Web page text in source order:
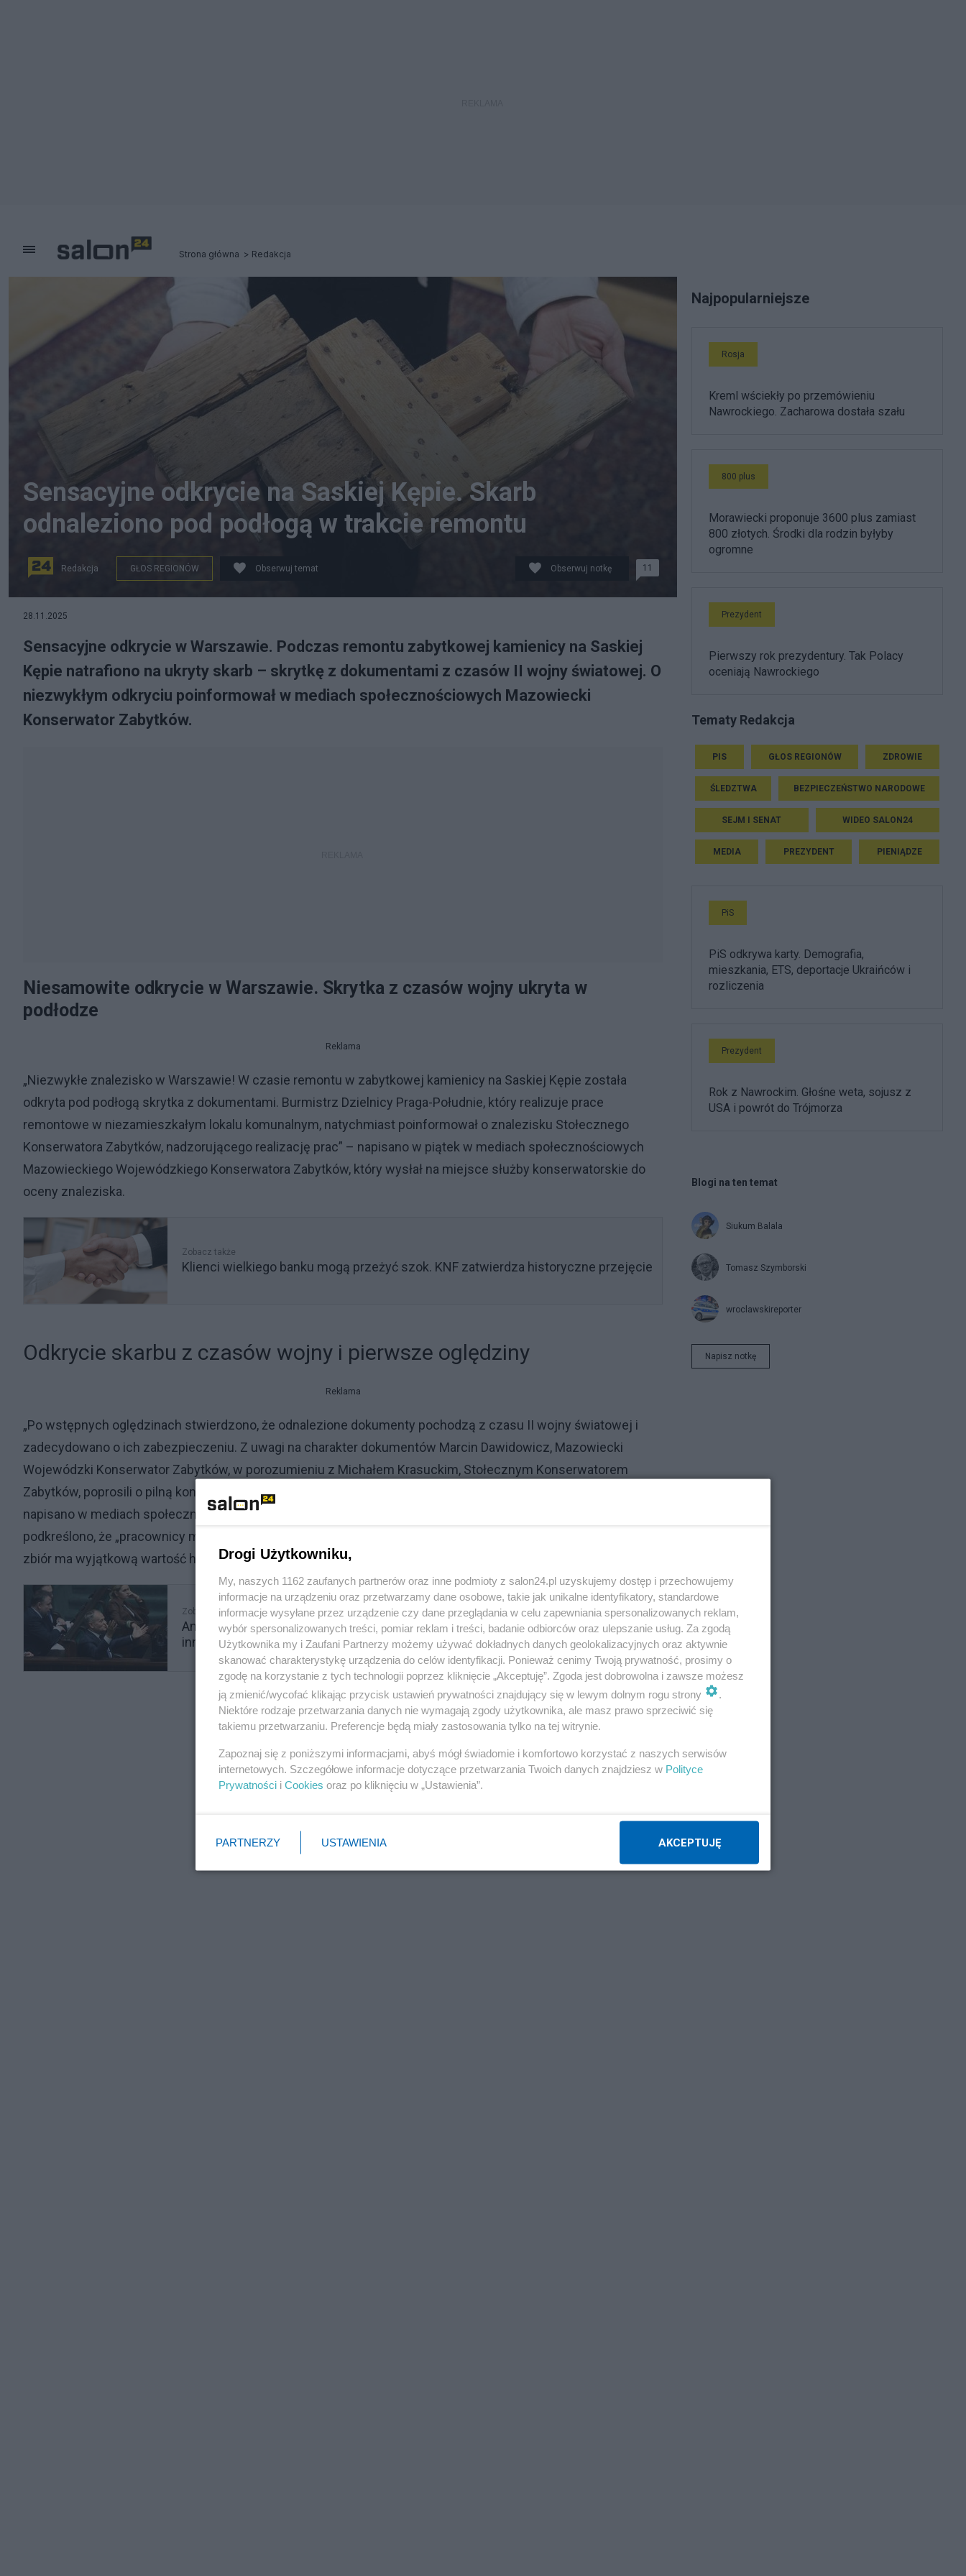
Strona główna Redakcja
Sensacyjne odkrycie na Saskiej Kępie. Skarb
odnaleziono pod podłogą w trakcie remontu
Redakcja GŁOS REGIONÓW Obserwuj temat Obserwuj notkę 11
28.11.2025
Sensacyjne odkrycie w Warszawie. Podczas remontu zabytkowej kamienicy na Saskiej
Kępie natrafiono na ukryty skarb – skrytkę z dokumentami z czasów II wojny światowej. O
niezwykłym odkryciu poinformował w mediach społecznościowych Mazowiecki
Konserwator Zabytków.
Niesamowite odkrycie w Warszawie. Skrytka z czasów wojny ukryta w
podłodze
Reklama
„Niezwykłe znalezisko w Warszawie! W czasie remontu w zabytkowej kamienicy na Saskiej Kępie została
odkryta pod podłogą skrytka z dokumentami. Burmistrz Dzielnicy Praga-Południe, który realizuje prace
remontowe w niezamieszkałym lokalu komunalnym, natychmiast poinformował o znalezisku Stołecznego
Konserwatora Zabytków, nadzorującego realizację prac” – napisano w piątek w mediach społecznościowych
Mazowieckiego Wojewódzkiego Konserwatora Zabytków, który wysłał na miejsce służby konserwatorskie do
oceny znaleziska.
Zobacz także
Klienci wielkiego banku mogą przeżyć szok. KNF zatwierdza historyczne przejęcie
Odkrycie skarbu z czasów wojny i pierwsze oględziny
Reklama
„Po wstępnych oględzinach stwierdzono, że odnalezione dokumenty pochodzą z czasu II wojny światowej i
zadecydowano o ich zabezpieczeniu. Z uwagi na charakter dokumentów Marcin Dawidowicz, Mazowiecki
Wojewódzki Konserwator Zabytków, w porozumieniu z Michałem Krasuckim, Stołecznym Konserwatorem
Zabytków, poprosili o pilną konsultację Dyrektora Muzeum Powstania Warszawskiego, Jana Ołdakowskiego” –
napisano w mediach społecznościowych Mazowieckiego Wojewódzkiego Konserwatora Zabytków. We wpisie
podkreślono, że „pracownicy muzeum już po wstępnym zapoznaniu się z zawartością znaleziska stwierdzili, że
zbiór ma wyjątkową wartość historyczną”.
Zobacz także
Ani pilne, ani straszne? W tajnym posiedzeniu Sejmu chodziło o coś zupełnie
innego
Najpopularniejsze
Rosja
Kreml wściekły po przemówieniu
Nawrockiego. Zacharowa dostała szału
800 plus
Morawiecki proponuje 3600 plus zamiast
800 złotych. Środki dla rodzin byłyby
ogromne
Prezydent
Pierwszy rok prezydentury. Tak Polacy
oceniają Nawrockiego
Tematy Redakcja
PIS GŁOS REGIONÓW ZDROWIE
ŚLEDZTWA BEZPIECZEŃSTWO NARODOWE
SEJM I SENAT WIDEO SALON24
MEDIA PREZYDENT PIENIĄDZE
PiS
PiS odkrywa karty. Demografia,
mieszkania, ETS, deportacje Ukraińców i
rozliczenia
Prezydent
Rok z Nawrockim. Głośne weta, sojusz z
USA i powrót do Trójmorza
Blogi na ten temat
Siukum Balala
Tomasz Szymborski
wroclawskireporter
Napisz notkę
Drogi Użytkowniku,
My, naszych 1162 zaufanych partnerów oraz inne podmioty z salon24.pl uzyskujemy dostęp i przechowujemy
informacje na urządzeniu oraz przetwarzamy dane osobowe, takie jak unikalne identyfikatory, standardowe
informacje wysyłane przez urządzenie czy dane przeglądania w celu zapewniania spersonalizowanych reklam,
wybór spersonalizowanych treści, pomiar reklam i treści, badanie odbiorców oraz ulepszanie usług. Za zgodą
Użytkownika my i Zaufani Partnerzy możemy używać dokładnych danych geolokalizacyjnych oraz aktywnie
skanować charakterystykę urządzenia do celów identyfikacji. Ponieważ cenimy Twoją prywatność, prosimy o
zgodę na korzystanie z tych technologii poprzez kliknięcie „Akceptuję”. Zgoda jest dobrowolna i zawsze możesz
ją zmienić/wycofać klikając przycisk ustawień prywatności znajdujący się w lewym dolnym rogu strony
.
Niektóre rodzaje przetwarzania danych nie wymagają zgody użytkownika, ale masz prawo sprzeciwić się
takiemu przetwarzaniu. Preferencje będą miały zastosowania tylko na tej witrynie.
Zapoznaj się z poniższymi informacjami, abyś mógł świadomie i komfortowo korzystać z naszych serwisów
internetowych. Szczegółowe informacje dotyczące przetwarzania Twoich danych znajdziesz w Polityce
Prywatności i Cookies oraz po kliknięciu w „Ustawienia”.
PARTNERZY USTAWIENIA AKCEPTUJĘ